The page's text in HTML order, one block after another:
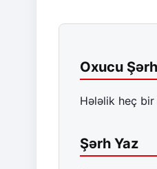
Oxucu
Hələlik heç bir
Şərh Yaz